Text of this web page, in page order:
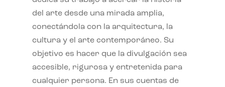
del arte desde una mirada amplia,
conectándola con la arquitectura, la
cultura y el arte contemporáneo. Su
objetivo es hacer que la divulgación sea
accesible, rigurosa y entretenida para
cualquier persona. En sus cuentas de